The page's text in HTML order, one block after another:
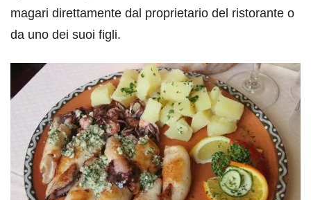
magari direttamente dal proprietario del ristorante o
da uno dei suoi figli.